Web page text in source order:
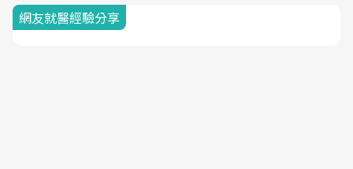
網友就醫經驗分享